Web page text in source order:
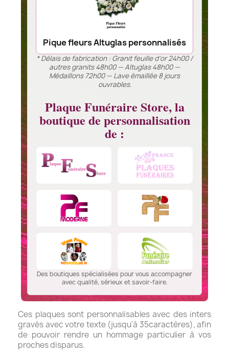
Pique fleurs Altuglas personnalisés
* Délais de fabrication : Granit feuille d’or 24h00 /
autres granits 48h00 — Altuglas 48h00 —
Médaillons 72h00 — Lave émaillée 8 jours
ouvrables.
Plaque Funéraire Store, la
boutique de personnalisation
de :
Des boutiques spécialisées pour vous accompagner
avec qualité, sérieux et savoir-faire.
Ces plaques sont personnalisables avec des inters
gravés avec votre texte (jusqu'à 35caractères), afin
de pouvoir rendre un hommage particulier à vos
proches disparus.